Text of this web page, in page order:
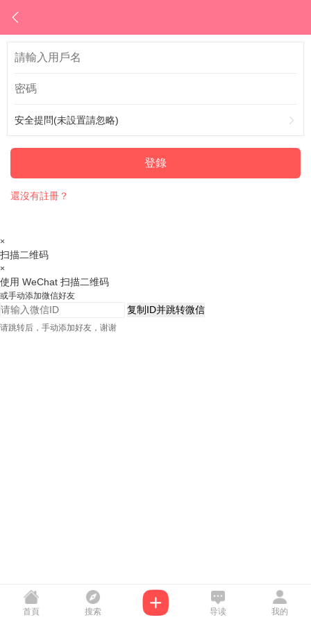
安全提問(未設置請忽略)
登錄
還沒有註冊？
×
扫描二维码
×
使用 WeChat 扫描二维码
或手动添加微信好友
复制ID并跳转微信
请跳转后，手动添加好友，谢谢
首頁 搜索 导读 我的